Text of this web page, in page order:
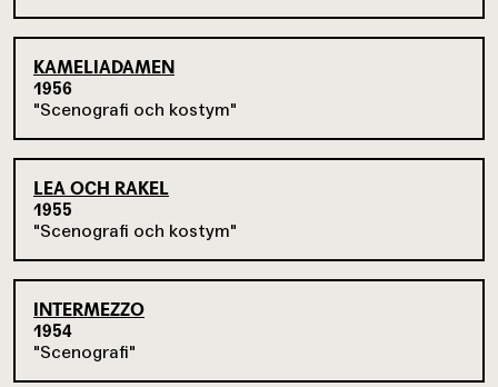
KAMELIADAMEN
1956
Scenografi och kostym
LEA OCH RAKEL
1955
Scenografi och kostym
INTERMEZZO
1954
Scenografi